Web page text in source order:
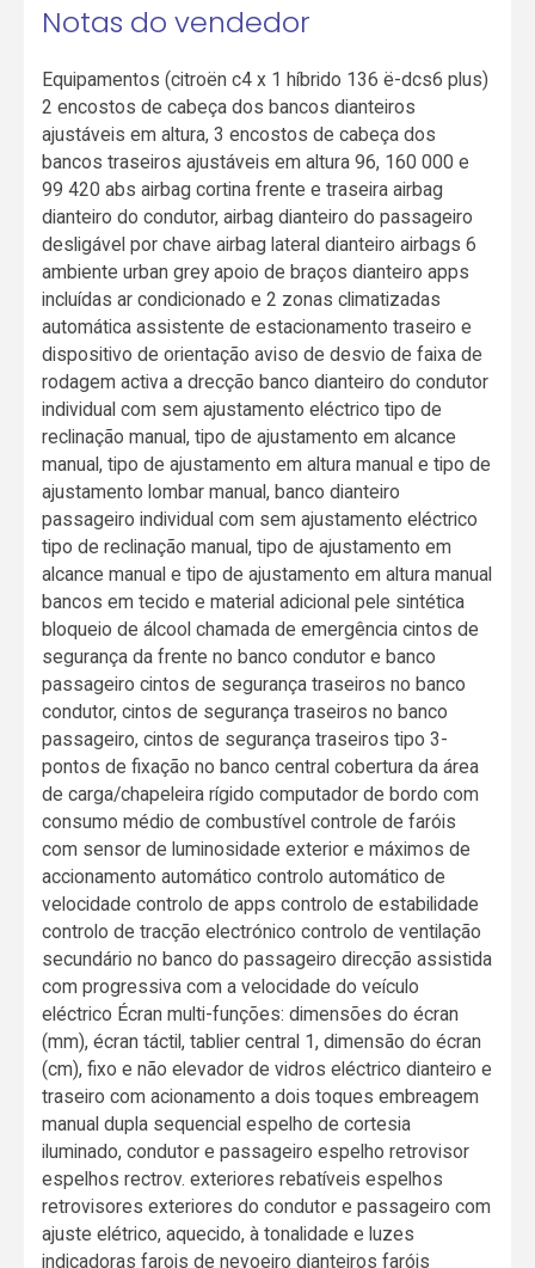
Notas do vendedor
Equipamentos (citroën c4 x 1 híbrido 136 ë-dcs6 plus)
2 encostos de cabeça dos bancos dianteiros
ajustáveis em altura, 3 encostos de cabeça dos
bancos traseiros ajustáveis em altura 96, 160 000 e
99 420 abs airbag cortina frente e traseira airbag
dianteiro do condutor, airbag dianteiro do passageiro
desligável por chave airbag lateral dianteiro airbags 6
ambiente urban grey apoio de braços dianteiro apps
incluídas ar condicionado e 2 zonas climatizadas
automática assistente de estacionamento traseiro e
dispositivo de orientação aviso de desvio de faixa de
rodagem activa a drecção banco dianteiro do condutor
individual com sem ajustamento eléctrico tipo de
reclinação manual, tipo de ajustamento em alcance
manual, tipo de ajustamento em altura manual e tipo de
ajustamento lombar manual, banco dianteiro
passageiro individual com sem ajustamento eléctrico
tipo de reclinação manual, tipo de ajustamento em
alcance manual e tipo de ajustamento em altura manual
bancos em tecido e material adicional pele sintética
bloqueio de álcool chamada de emergência cintos de
segurança da frente no banco condutor e banco
passageiro cintos de segurança traseiros no banco
condutor, cintos de segurança traseiros no banco
passageiro, cintos de segurança traseiros tipo 3-
pontos de fixação no banco central cobertura da área
de carga/chapeleira rígido computador de bordo com
consumo médio de combustível controle de faróis
com sensor de luminosidade exterior e máximos de
accionamento automático controlo automático de
velocidade controlo de apps controlo de estabilidade
controlo de tracção electrónico controlo de ventilação
secundário no banco do passageiro direcção assistida
com progressiva com a velocidade do veículo
eléctrico Écran multi-funções: dimensões do écran
(mm), écran táctil, tablier central 1, dimensão do écran
(cm), fixo e não elevador de vidros eléctrico dianteiro e
traseiro com acionamento a dois toques embreagem
manual dupla sequencial espelho de cortesia
iluminado, condutor e passageiro espelho retrovisor
espelhos rectrov. exteriores rebatíveis espelhos
retrovisores exteriores do condutor e passageiro com
ajuste elétrico, aquecido, à tonalidade e luzes
indicadoras farois de nevoeiro dianteiros faróis